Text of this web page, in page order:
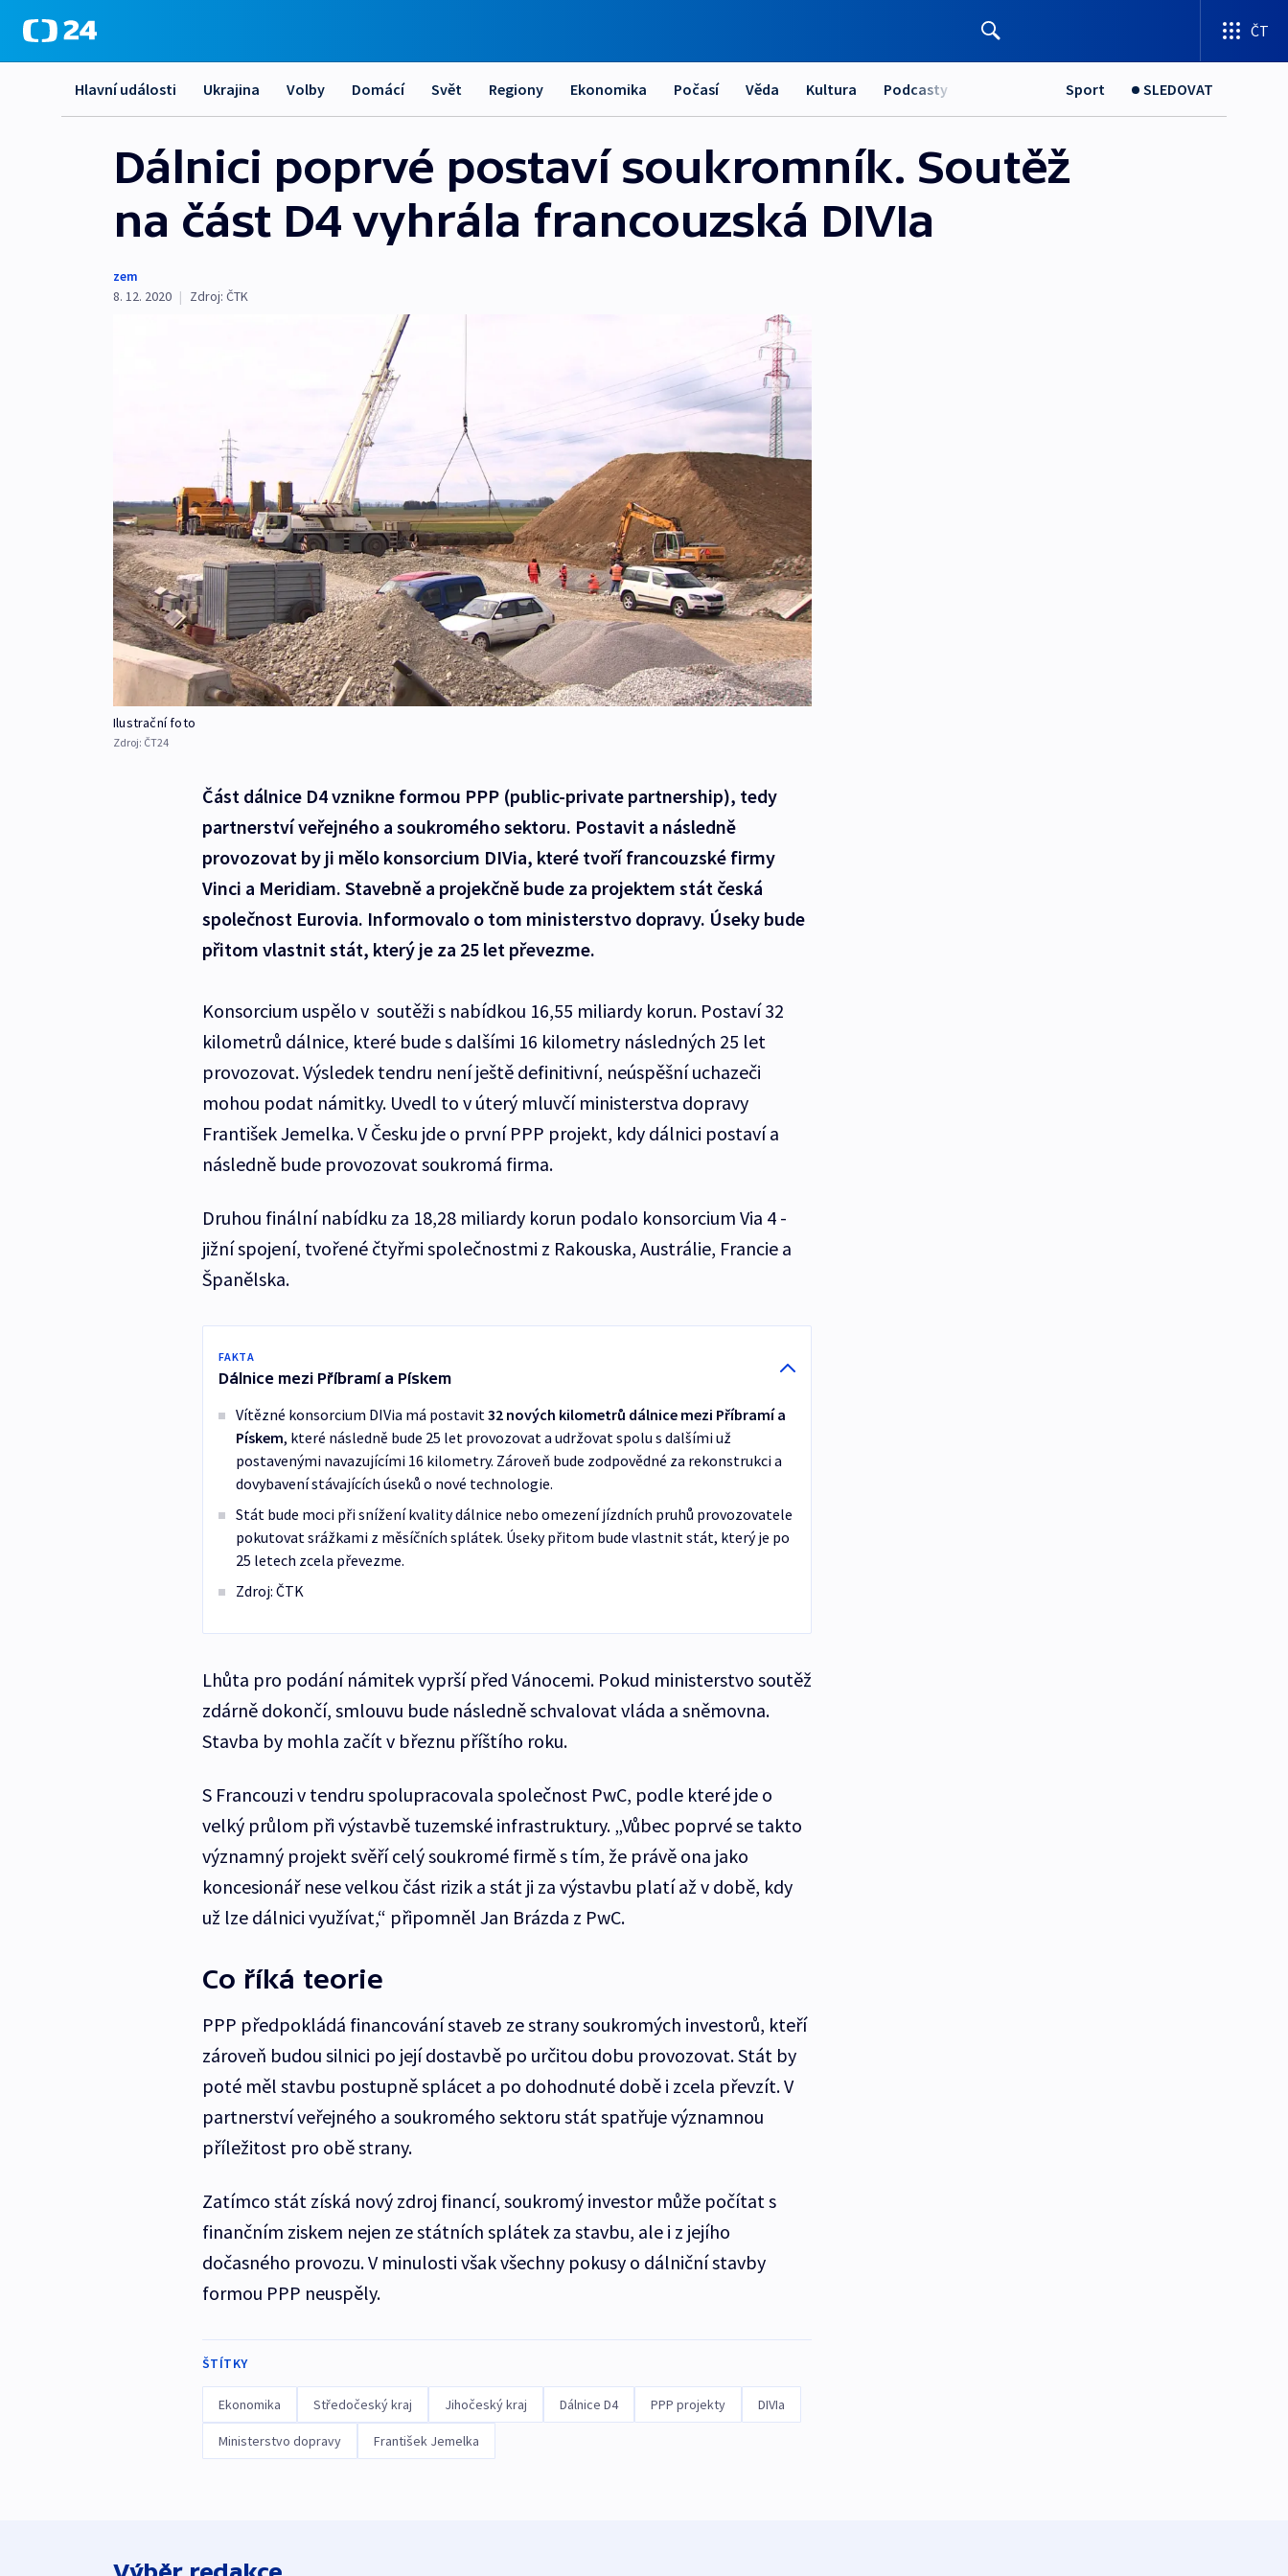
ČT
Hlavní události Ukrajina Volby Domácí Svět Regiony Ekonomika Počasí Věda Kultura Podcasty Sport SLEDOVAT
Dálnici poprvé postaví soukromník. Soutěž
na část D4 vyhrála francouzská DIVIa
zem
8. 12. 2020 | Zdroj: ČTK
Ilustrační foto
Zdroj: ČT24
Část dálnice D4 vznikne formou PPP (public-private partnership), tedy
partnerství veřejného a soukromého sektoru. Postavit a následně
provozovat by ji mělo konsorcium DIVia, které tvoří francouzské firmy
Vinci a Meridiam. Stavebně a projekčně bude za projektem stát česká
společnost Eurovia. Informovalo o tom ministerstvo dopravy. Úseky bude
přitom vlastnit stát, který je za 25 let převezme.
Konsorcium uspělo v soutěži s nabídkou 16,55 miliardy korun. Postaví 32
kilometrů dálnice, které bude s dalšími 16 kilometry následných 25 let
provozovat. Výsledek tendru není ještě definitivní, neúspěšní uchazeči
mohou podat námitky. Uvedl to v úterý mluvčí ministerstva dopravy
František Jemelka. V Česku jde o první PPP projekt, kdy dálnici postaví a
následně bude provozovat soukromá firma.
Druhou finální nabídku za 18,28 miliardy korun podalo konsorcium Via 4 -
jižní spojení, tvořené čtyřmi společnostmi z Rakouska, Austrálie, Francie a
Španělska.
FAKTA
Dálnice mezi Příbramí a Pískem
Vítězné konsorcium DIVia má postavit32 nových kilometrů dálnice mezi Příbramí a
Pískem, které následně bude 25 let provozovat a udržovat spolu s dalšími už
postavenými navazujícími 16 kilometry. Zároveň bude zodpovědné za rekonstrukci a
dovybavení stávajících úseků o nové technologie.
Stát bude moci při snížení kvality dálnice nebo omezení jízdních pruhů provozovatele
pokutovat srážkami z měsíčních splátek. Úseky přitom bude vlastnit stát, který je po
25 letech zcela převezme.
Zdroj: ČTK
Lhůta pro podání námitek vyprší před Vánocemi. Pokud ministerstvo soutěž
zdárně dokončí, smlouvu bude následně schvalovat vláda a sněmovna.
Stavba by mohla začít v březnu příštího roku.
S Francouzi v tendru spolupracovala společnost PwC, podle které jde o
velký průlom při výstavbě tuzemské infrastruktury. „Vůbec poprvé se takto
významný projekt svěří celý soukromé firmě s tím, že právě ona jako
koncesionář nese velkou část rizik a stát ji za výstavbu platí až v době, kdy
už lze dálnici využívat,“ připomněl Jan Brázda z PwC.
Co říká teorie
PPP předpokládá financování staveb ze strany soukromých investorů, kteří
zároveň budou silnici po její dostavbě po určitou dobu provozovat. Stát by
poté měl stavbu postupně splácet a po dohodnuté době i zcela převzít. V
partnerství veřejného a soukromého sektoru stát spatřuje významnou
příležitost pro obě strany.
Zatímco stát získá nový zdroj financí, soukromý investor může počítat s
finančním ziskem nejen ze státních splátek za stavbu, ale i z jejího
dočasného provozu. V minulosti však všechny pokusy o dálniční stavby
formou PPP neuspěly.
ŠTÍTKY
Ekonomika Středočeský kraj Jihočeský kraj Dálnice D4 PPP projekty DIVIa
Ministerstvo dopravy František Jemelka